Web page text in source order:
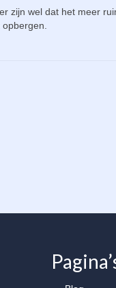
zijn wel dat het meer